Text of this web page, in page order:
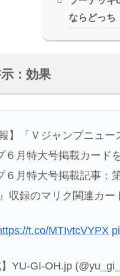
ならどっち
：効果
】「Ｖジャンプニュー
６月特大号掲載カード
６月特大号掲載記事：
収録のマリク関連カー
t.co/MTIvtcVYPX
YU-GI-OH.jp